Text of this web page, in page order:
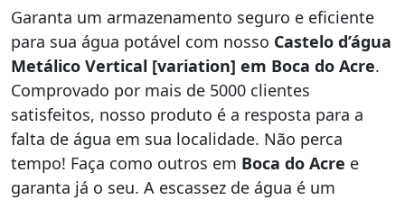
Garanta um armazenamento seguro e eficiente
para sua água potável com nosso Castelo d’água
Metálico Vertical [variation] em Boca do Acre.
Comprovado por mais de 5000 clientes
satisfeitos, nosso produto é a resposta para a
falta de água em sua localidade. Não perca
tempo! Faça como outros em Boca do Acre e
garanta já o seu. A escassez de água é um